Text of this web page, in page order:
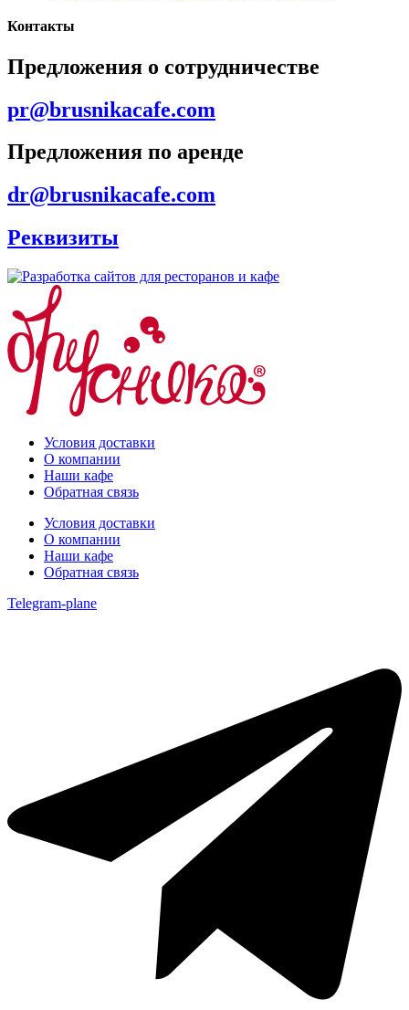
Контакты
Предложения о сотрудничестве
pr@brusnikacafe.com
Предложения по аренде
dr@brusnikacafe.com
Реквизиты
Условия доставки
О компании
Наши кафе
Обратная связь
Условия доставки
О компании
Наши кафе
Обратная связь
Telegram-plane